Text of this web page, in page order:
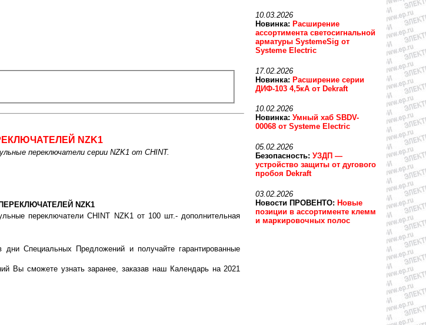
NZK1
переключатели серии NZK1 от CHINT.
NZK1
переключатели CHINT NZK1 от 100 шт.- дополнительная
Специальных Предложений и получайте гарантированные
Вы сможете узнать заранее, заказав наш Календарь на 2021
10.03.2026
Новинка: Расширение
ассортимента светосигнальной
арматуры SystemeSig от
Systeme Electric
17.02.2026
Новинка: Расширение серии
ДИФ-103 4,5кА от Dekraft
10.02.2026
Новинка: Умный хаб SBDV-
00068 от Systeme Electric
05.02.2026
Безопасность: УЗДП —
устройство защиты от дугового
пробоя Dekraft
03.02.2026
Новости ПРОВЕНТО: Новые
позиции в ассортименте клемм
и маркировочных полос